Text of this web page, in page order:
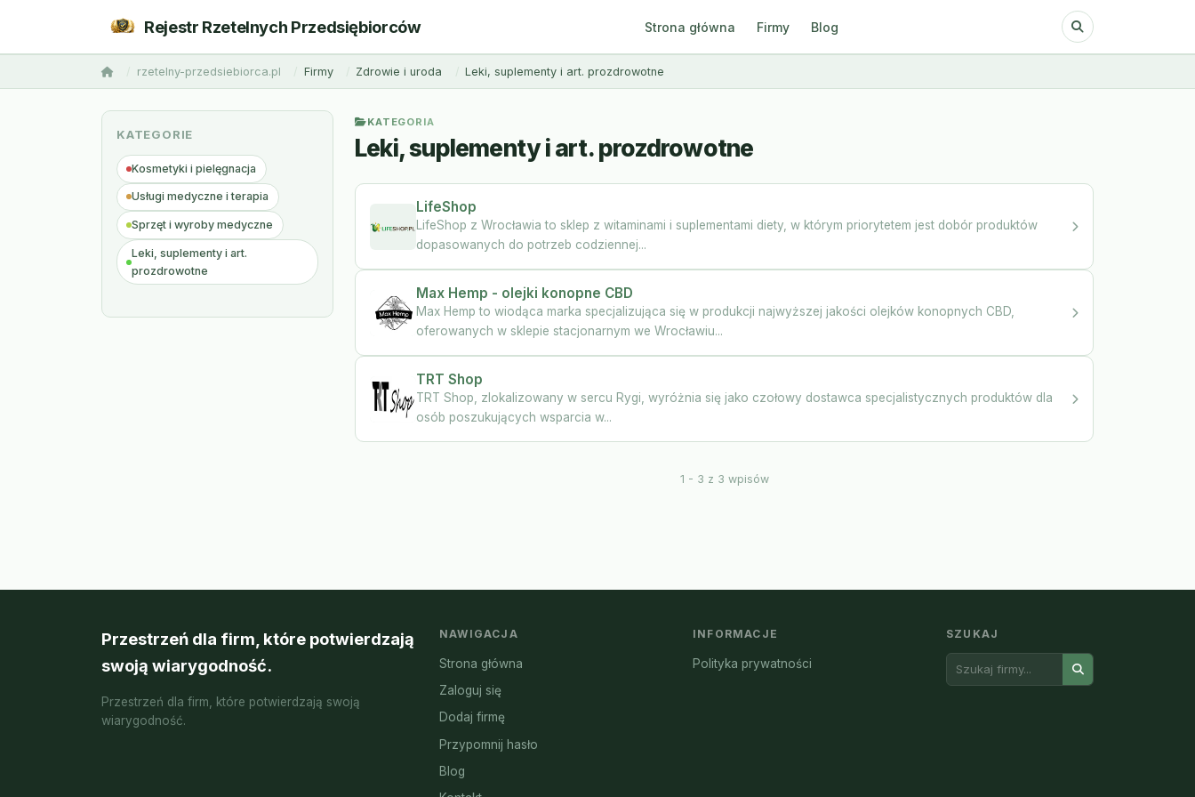
Rejestr Rzetelnych Przedsiębiorców Strona główna Firmy Blog
rzetelny-przedsiebiorca.pl Firmy Zdrowie i uroda Leki, suplementy i art. prozdrowotne
KATEGORIE
Kosmetyki i pielęgnacja
Usługi medyczne i terapia
Sprzęt i wyroby medyczne
Leki, suplementy i art.
prozdrowotne
KATEGORIA
Leki, suplementy i art. prozdrowotne
LifeShop
LifeShop z Wrocławia to sklep z witaminami i suplementami diety, w którym priorytetem jest dobór produktów
dopasowanych do potrzeb codziennej...
Max Hemp - olejki konopne CBD
Max Hemp to wiodąca marka specjalizująca się w produkcji najwyższej jakości olejków konopnych CBD,
oferowanych w sklepie stacjonarnym we Wrocławiu...
TRT Shop
TRT Shop, zlokalizowany w sercu Rygi, wyróżnia się jako czołowy dostawca specjalistycznych produktów dla
osób poszukujących wsparcia w...
1 - 3 z 3 wpisów
Przestrzeń dla firm, które potwierdzają
swoją wiarygodność.
Przestrzeń dla firm, które potwierdzają swoją
wiarygodność.
NAWIGACJA
Strona główna
Zaloguj się
Dodaj firmę
Przypomnij hasło
Blog
INFORMACJE
Polityka prywatności
SZUKAJ